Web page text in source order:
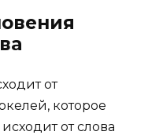
от
которое
от слова